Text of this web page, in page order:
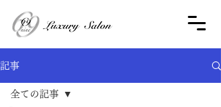
記事
全ての記事